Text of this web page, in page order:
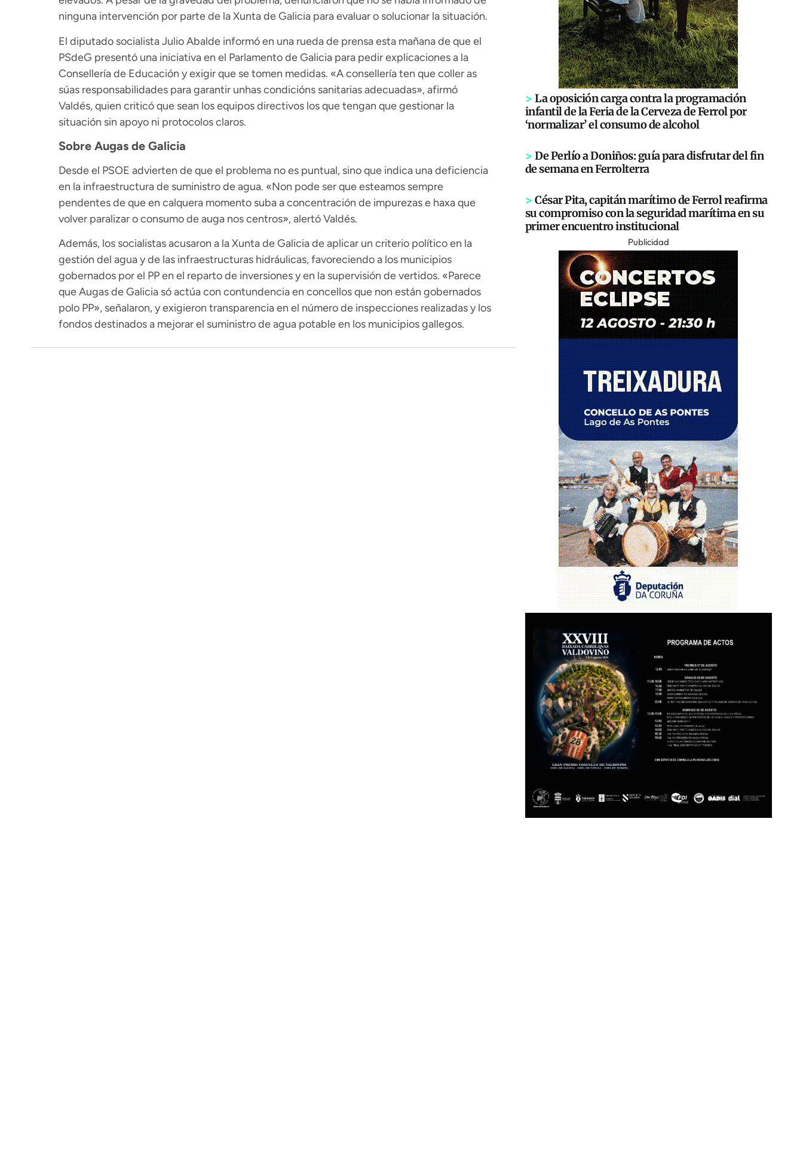
ninguna intervención por parte de la Xunta de Galicia para evaluar o solucionar la situación.
El diputado socialista Julio Abalde informó en una rueda de prensa esta mañana de que el
PSdeG presentó una iniciativa en el Parlamento de Galicia para pedir explicaciones a la
Consellería de Educación y exigir que se tomen medidas. «A consellería ten que coller as
súas responsabilidades para garantir unhas condicións sanitarias adecuadas», afirmó
Valdés, quien criticó que sean los equipos directivos los que tengan que gestionar la
situación sin apoyo ni protocolos claros.
Sobre Augas de Galicia
Desde el PSOE advierten de que el problema no es puntual, sino que indica una deficiencia
en la infraestructura de suministro de agua. «Non pode ser que esteamos sempre
pendentes de que en calquera momento suba a concentración de impurezas e haxa que
volver paralizar o consumo de auga nos centros», alertó Valdés.
Además, los socialistas acusaron a la Xunta de Galicia de aplicar un criterio político en la
gestión del agua y de las infraestructuras hidráulicas, favoreciendo a los municipios
gobernados por el PP en el reparto de inversiones y en la supervisión de vertidos. «Parece
que Augas de Galicia só actúa con contundencia en concellos que non están gobernados
polo PP», señalaron, y exigieron transparencia en el número de inspecciones realizadas y los
fondos destinados a mejorar el suministro de agua potable en los municipios gallegos.
> La oposición carga contra la programación
infantil de la Feria de la Cerveza de Ferrol por
‘normalizar’ el consumo de alcohol
> De Perlío a Doniños: guía para disfrutar del fin
de semana en Ferrolterra
> César Pita, capitán marítimo de Ferrol reafirma
su compromiso con la seguridad marítima en su
primer encuentro institucional
Publicidad